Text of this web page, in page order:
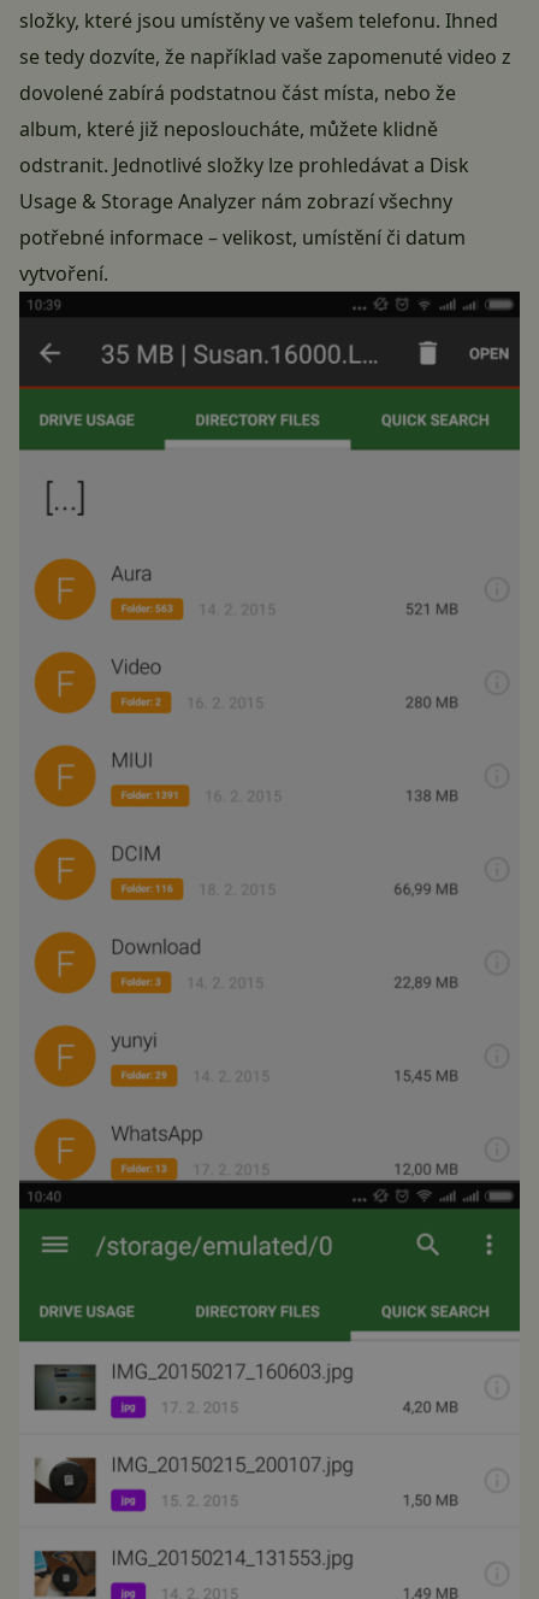
složky, které jsou umístěny ve vašem telefonu. Ihned
se tedy dozvíte, že například vaše zapomenuté video z
dovolené zabírá podstatnou část místa, nebo že
album, které již neposloucháte, můžete klidně
odstranit. Jednotlivé složky lze prohledávat a Disk
Usage & Storage Analyzer nám zobrazí všechny
potřebné informace – velikost, umístění či datum
vytvoření.